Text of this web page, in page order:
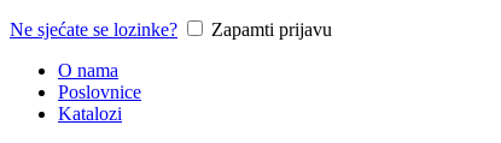
Ne sjećate se lozinke?
Zapamti prijavu
O nama
Poslovnice
Katalozi